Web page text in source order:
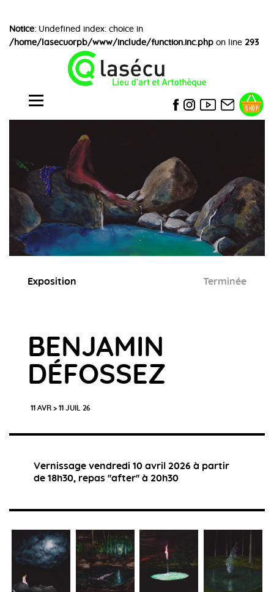
Notice: Undefined index: choice in
/home/lasecuorpb/www/include/function.inc.php on line 293
Exposition Terminée
BENJAMIN
DÉFOSSEZ
11 AVR > 11 JUIL 26
Vernissage vendredi 10 avril 2026 à partir
de 18h30, repas ''after'' à 20h30